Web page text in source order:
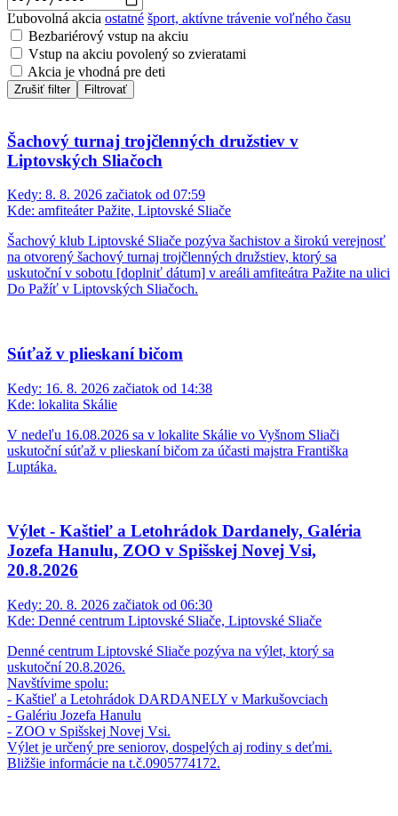
Ľubovolná akcia ostatné šport, aktívne trávenie voľného času
Bezbariérový vstup na akciu
Vstup na akciu povolený so zvieratami
Akcia je vhodná pre deti
Zrušiť filter Filtrovať
Šachový turnaj trojčlenných družstiev v
Liptovských Sliačoch
Kedy: 8. 8. 2026 začiatok od 07:59
Kde: amfiteáter Pažite, Liptovské Sliače
Šachový klub Liptovské Sliače pozýva šachistov a širokú verejnosť
na otvorený šachový turnaj trojčlenných družstiev, ktorý sa
uskutoční v sobotu [doplniť dátum] v areáli amfiteátra Pažite na ulici
Do Pažíť v Liptovských Sliačoch.
Súťaž v plieskaní bičom
Kedy: 16. 8. 2026 začiatok od 14:38
Kde: lokalita Skálie
V nedeľu 16.08.2026 sa v lokalite Skálie vo Vyšnom Sliači
uskutoční súťaž v plieskaní bičom za účasti majstra Františka
Luptáka.
Výlet - Kaštieľ a Letohrádok Dardanely, Galéria
Jozefa Hanulu, ZOO v Spišskej Novej Vsi,
20.8.2026
Kedy: 20. 8. 2026 začiatok od 06:30
Kde: Denné centrum Liptovské Sliače, Liptovské Sliače
Denné centrum Liptovské Sliače pozýva na výlet, ktorý sa
uskutoční 20.8.2026.
Navštívime spolu:
- Kaštieľ a Letohrádok DARDANELY v Markušovciach
- Galériu Jozefa Hanulu
- ZOO v Spišskej Novej Vsi.
Výlet je určený pre seniorov, dospelých aj rodiny s deťmi.
Bližšie informácie na t.č.0905774172.